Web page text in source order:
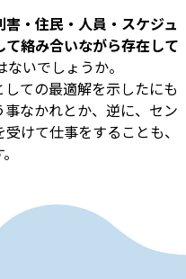
・住民・人員・スケジュ
絡み合いながら存在して
ないでしょうか。
ての最適解を示したにも
なかれとか、逆に、セン
けて仕事をすることも、